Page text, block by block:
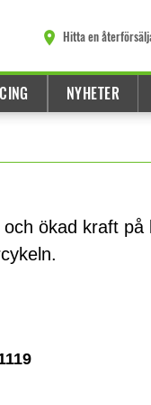
Hitta en
NYHETER
ökad kraft